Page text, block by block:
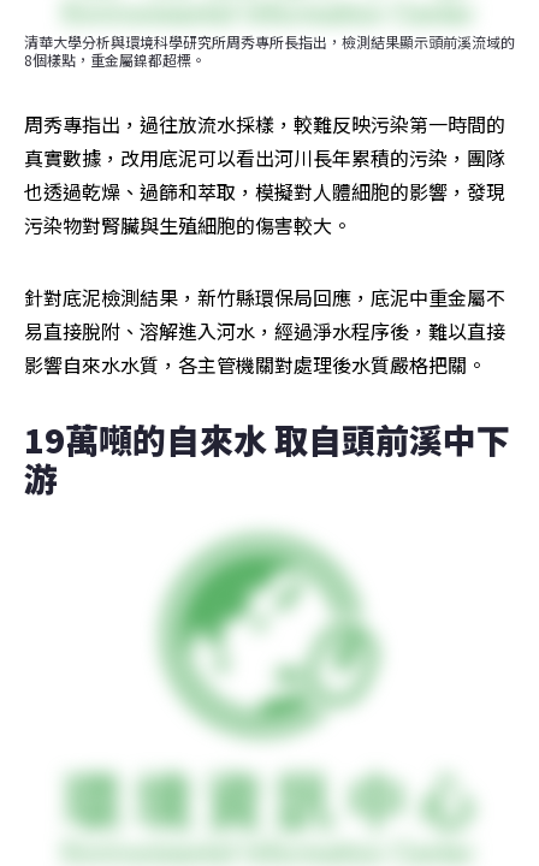
清華大學分析與環境科學研究所周秀專所長指出，檢測結果顯示頭前溪流域的
8個樣點，重金屬鎳都超標。
周秀專指出，過往放流水採樣，較難反映污染第一時間的
真實數據，改用底泥可以看出河川長年累積的污染，團隊
也透過乾燥、過篩和萃取，模擬對人體細胞的影響，發現
污染物對腎臟與生殖細胞的傷害較大。
針對底泥檢測結果，新竹縣環保局回應，底泥中重金屬不
易直接脫附、溶解進入河水，經過淨水程序後，難以直接
影響自來水水質，各主管機關對處理後水質嚴格把關。
19萬噸的自來水 取自頭前溪中下
游